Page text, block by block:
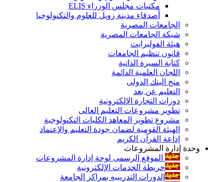
مكتبات مجلس الوزراء ELIS
أصدقاء مدينة زويل للعلوم والتكنولوجيا
الجامعات المصرية
شبكة الجامعات المصرية
هيئة الفولبرايت
قانون تنظيم الجامعات
كتابة السيرة الذاتية
اللجان العلمية الدائمة
منح البنك الدولى
التعليم عن بعد
دورات التجارة الإلكترونية
تطوير مشروعات التعليم العالى
مشروع تطوير المعاهد الكليات التكنولوجية
الهيئة القومية لضمان جودة التعليم والإعتماد
إذاعة القرآن الكريم
وحدة إدارة المشروعات
الموقع الرسمى لوحة إدارة المشروعات
خريطة الخدمات الإلكترونية
الدورات التدريبيه بمراكز الجامعة